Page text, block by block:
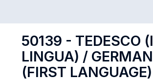
50139 - TEDESCO (I
LINGUA) / GERMAN
(FIRST LANGUAGE)